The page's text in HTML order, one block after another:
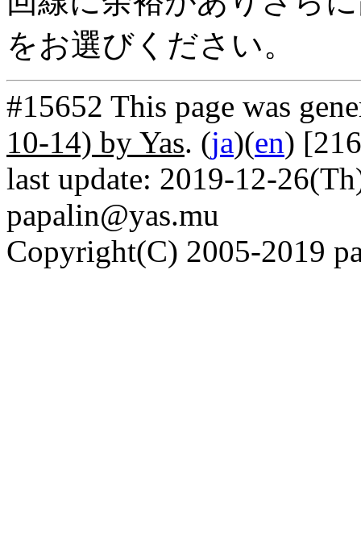
をお選びください。
#15652 This page was
10-14) by Yas. (ja)(en)
last update: 2019-12-
papalin@yas.mu
Copyright(C) 2005-2019